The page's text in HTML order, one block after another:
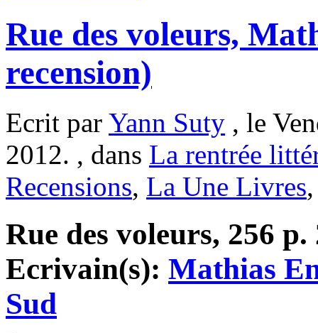
Rue des voleurs,
recension)
Ecrit par Yann Suty , le
2012. , dans La rentrée
Recensions, La Une Livres
Rue des voleurs, 256 p.
Ecrivain(s): Mathias
Sud